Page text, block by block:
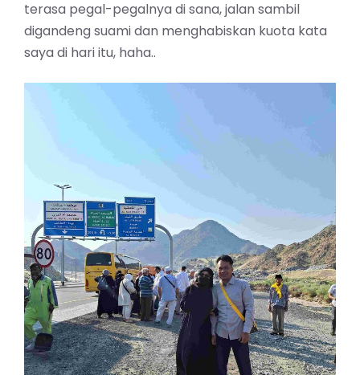
terasa pegal-pegalnya di sana, jalan sambil
digandeng suami dan menghabiskan kuota kata
saya di hari itu, haha..